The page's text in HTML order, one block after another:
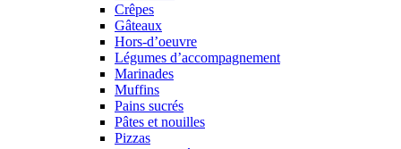
Crêpes
Gâteaux
Hors-d’oeuvre
Légumes d’accompagnement
Marinades
Muffins
Pains sucrés
Pâtes et nouilles
Pizzas